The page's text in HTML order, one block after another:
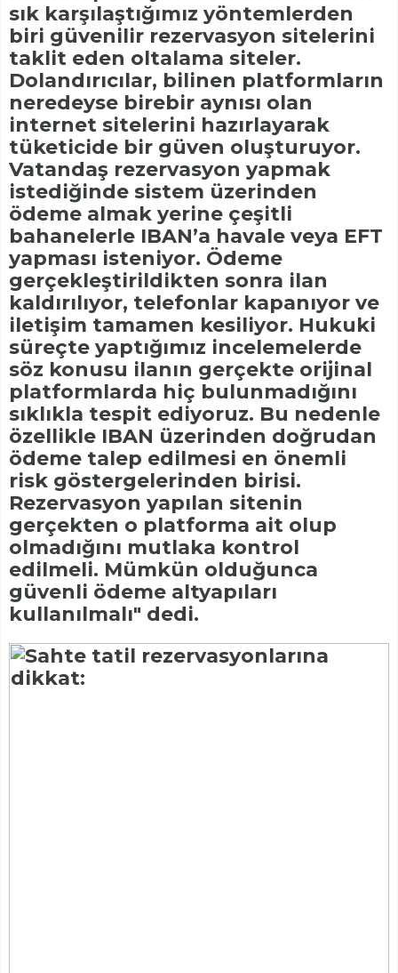
sık karşılaştığımız yöntemlerden
biri güvenilir rezervasyon sitelerini
taklit eden oltalama siteler.
Dolandırıcılar, bilinen platformların
neredeyse birebir aynısı olan
internet sitelerini hazırlayarak
tüketicide bir güven oluşturuyor.
Vatandaş rezervasyon yapmak
istediğinde sistem üzerinden
ödeme almak yerine çeşitli
bahanelerle IBAN’a havale veya EFT
yapması isteniyor. Ödeme
gerçekleştirildikten sonra ilan
kaldırılıyor, telefonlar kapanıyor ve
iletişim tamamen kesiliyor. Hukuki
süreçte yaptığımız incelemelerde
söz konusu ilanın gerçekte orijinal
platformlarda hiç bulunmadığını
sıklıkla tespit ediyoruz. Bu nedenle
özellikle IBAN üzerinden doğrudan
ödeme talep edilmesi en önemli
risk göstergelerinden birisi.
Rezervasyon yapılan sitenin
gerçekten o platforma ait olup
olmadığını mutlaka kontrol
edilmeli. Mümkün olduğunca
güvenli ödeme altyapıları
kullanılmalı" dedi.